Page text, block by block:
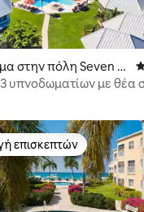
5, 144 κριτικές
στην πόλη Seven M
υπνοδωματίων με θέα
επιλογή επισκεπτών
επισκεπτών